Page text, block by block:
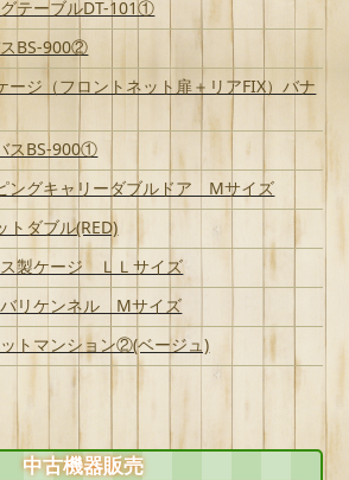
グテーブルDT-101①
スBS-900②
ージ（フロントネット扉＋リアFIX）バナ
スBS-900①
ングキャリーダブルドア Mサイズ
トダブル(RED)
製ケージ ＬＬサイズ
リケンネル Mサイズ
トマンション②(ベージュ)
中古機器販売